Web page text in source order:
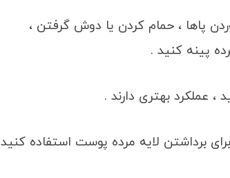
پاها ، حمام کردن یا دوش گرفتن ،
پینه کنید .
عملکرد بهتری دارند .
برداشتن لایه مرده پوست استفاده کنید